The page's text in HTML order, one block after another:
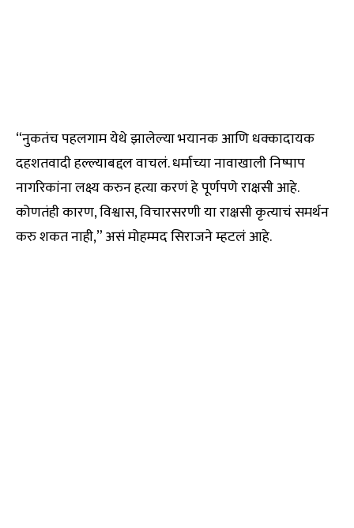
“नुकतंच पहलगाम येथे झालेल्या भयानक आणि धक्कादायक
दहशतवादी हल्ल्याबद्दल वाचलं. धर्माच्या नावाखाली निष्पाप
नागरिकांना लक्ष्य करुन हत्या करणं हे पूर्णपणे राक्षसी आहे.
कोणतंही कारण, विश्वास, विचारसरणी या राक्षसी कृत्याचं समर्थन
करु शकत नाही,” असं मोहम्मद सिराजने म्हटलं आहे.